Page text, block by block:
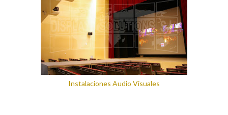
Instalaciones Audio Visuales